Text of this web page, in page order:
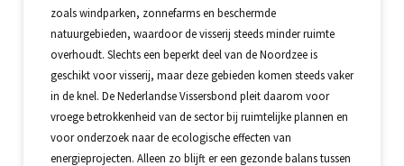
zoals windparken, zonnefarms en beschermde
natuurgebieden, waardoor de visserij steeds minder ruimte
overhoudt. Slechts een beperkt deel van de Noordzee is
geschikt voor visserij, maar deze gebieden komen steeds vaker
in de knel. De Nederlandse Vissersbond pleit daarom voor
vroege betrokkenheid van de sector bij ruimtelijke plannen en
voor onderzoek naar de ecologische effecten van
energieprojecten. Alleen zo blijft er een gezonde balans tussen